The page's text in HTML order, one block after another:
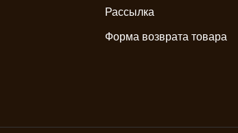
Рассылка
Форма возврата товара